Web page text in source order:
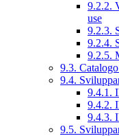
9.2.2.
use
9.2.3.
9.2.4.
9.2.5.
9.3.
9.4.
9.4.1.
9.4.2.
9.4.3.
9.5.